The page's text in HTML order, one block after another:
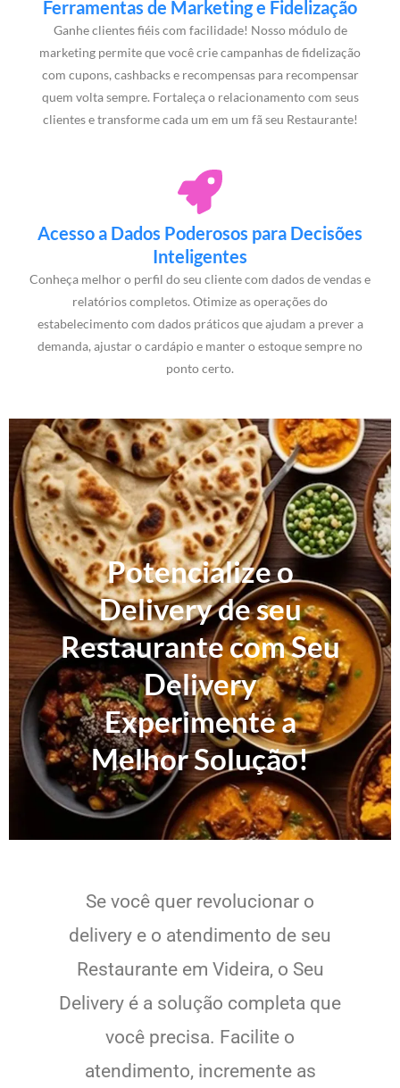
Ferramentas de Marketing e Fidelização
Ganhe clientes fiéis com facilidade! Nosso módulo de
marketing permite que você crie campanhas de fidelização
com cupons, cashbacks e recompensas para recompensar
quem volta sempre. Fortaleça o relacionamento com seus
clientes e transforme cada um em um fã seu Restaurante!
Acesso a Dados Poderosos para Decisões
Inteligentes
Conheça melhor o perfil do seu cliente com dados de vendas e
relatórios completos. Otimize as operações do
estabelecimento com dados práticos que ajudam a prever a
demanda, ajustar o cardápio e manter o estoque sempre no
ponto certo.
Potencialize o
Delivery de seu
Restaurante com Seu
Delivery
Experimente a
Melhor Solução!
Se você quer revolucionar o
delivery e o atendimento de seu
Restaurante em Videira, o Seu
Delivery é a solução completa que
você precisa. Facilite o
atendimento, incremente as